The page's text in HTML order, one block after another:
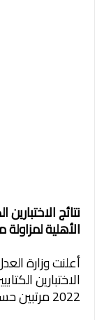
نتائج
الأهلية لمزاولة
أعلنت وزارة
الاختبارين
2022 مرتبين حسب رقم الاستدعاء.